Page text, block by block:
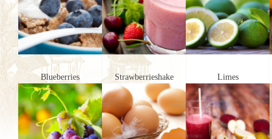
Blueberries Strawberrieshake Limes